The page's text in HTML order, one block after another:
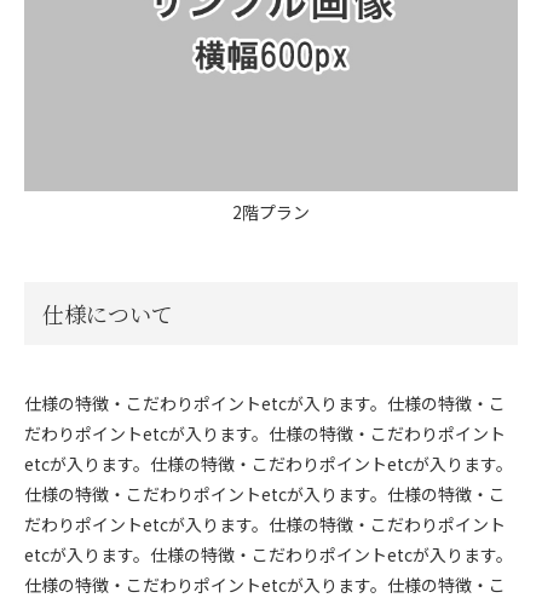
2階プラン
仕様について
仕様の特徴・こだわりポイントetcが入ります。仕様の特徴・こ
だわりポイントetcが入ります。仕様の特徴・こだわりポイント
etcが入ります。仕様の特徴・こだわりポイントetcが入ります。
仕様の特徴・こだわりポイントetcが入ります。仕様の特徴・こ
だわりポイントetcが入ります。仕様の特徴・こだわりポイント
etcが入ります。仕様の特徴・こだわりポイントetcが入ります。
仕様の特徴・こだわりポイントetcが入ります。仕様の特徴・こ